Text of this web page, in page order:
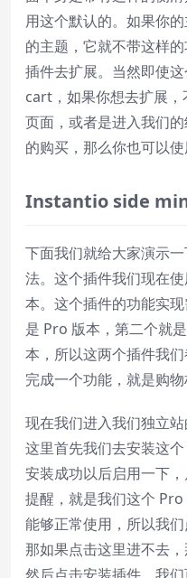
用这个默认的。如果你
的主题，它就不带这样
插件去扩展。当然即使
cart，如果你想去扩展
页面，或者是进入我们
的购买，那么你也可以使
Instantio side
下面我们就给大家演示
法。这个插件我们现在
本。这个插件的功能实
是 Pro 版本，第二个就
本，所以这两个插件我
完成一个功能，就是购物
现在我们进入我们独立
这里首先我们去安装这
安装成功以后启用一下
提醒，就是我们这个
能够正常使用，所以我们
那如果点击这里进不去，
然后点击安装插件，我